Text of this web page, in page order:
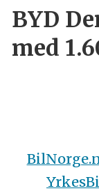
BYD
med